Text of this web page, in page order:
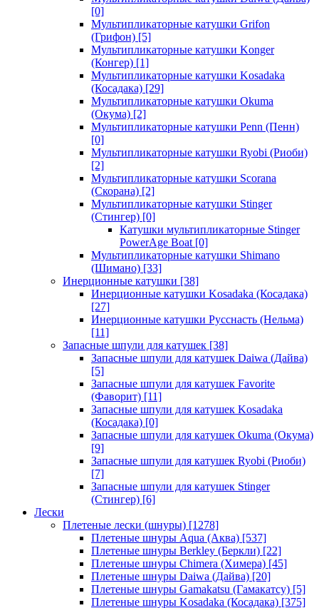
[0]
Мультипликаторные катушки Grifon
(Грифон) [5]
Мультипликаторные катушки Konger
(Конгер) [1]
Мультипликаторные катушки Kosadaka
(Косадака) [29]
Мультипликаторные катушки Okuma
(Окума) [2]
Мультипликаторные катушки Penn (Пенн)
[0]
Мультипликаторные катушки Ryobi (Риоби)
[2]
Мультипликаторные катушки Scorana
(Скорана) [2]
Мультипликаторные катушки Stinger
(Стингер) [0]
Катушки мультипликаторные Stinger
PowerAge Boat [0]
Мультипликаторные катушки Shimano
(Шимано) [33]
Инерционные катушки [38]
Инерционные катушки Kosadaka (Косадака)
[27]
Инерционные катушки Русснасть (Нельма)
[11]
Запасные шпули для катушек [38]
Запасные шпули для катушек Daiwa (Дайва)
[5]
Запасные шпули для катушек Favorite
(Фаворит) [11]
Запасные шпули для катушек Kosadaka
(Косадака) [0]
Запасные шпули для катушек Okuma (Окума)
[9]
Запасные шпули для катушек Ryobi (Риоби)
[7]
Запасные шпули для катушек Stinger
(Стингер) [6]
Лески
Плетеные лески (шнуры) [1278]
Плетеные шнуры Aqua (Аква) [537]
Плетеные шнуры Berkley (Беркли) [22]
Плетеные шнуры Chimera (Химера) [45]
Плетеные шнуры Daiwa (Дайва) [20]
Плетеные шнуры Gamakatsu (Гамакатсу) [5]
Плетеные шнуры Kosadaka (Косадака) [375]